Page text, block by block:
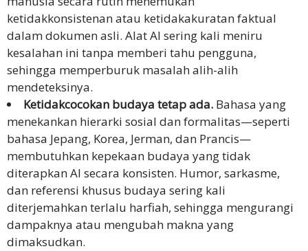
ketidakkonsistenan atau ketidakakuratan faktual
dalam dokumen asli. Alat AI sering kali meniru
kesalahan ini tanpa memberi tahu pengguna,
sehingga memperburuk masalah alih-alih
mendeteksinya.
Ketidakcocokan budaya tetap ada. Bahasa yang
menekankan hierarki sosial dan formalitas—seperti
bahasa Jepang, Korea, Jerman, dan Prancis—
membutuhkan kepekaan budaya yang tidak
diterapkan AI secara konsisten. Humor, sarkasme,
dan referensi khusus budaya sering kali
diterjemahkan terlalu harfiah, sehingga mengurangi
dampaknya atau mengubah makna yang
dimaksudkan.